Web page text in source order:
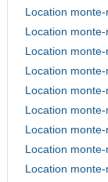
Location
Location
Location
Location
Location
Location
Location
Location
Location